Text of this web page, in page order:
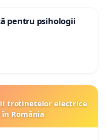
pentru psihologii
trotinetelor electrice
România